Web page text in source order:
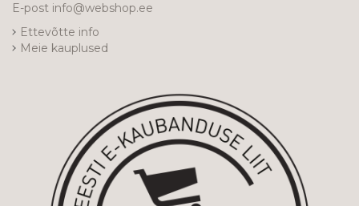
E-post info@webshop.ee
Ettevõtte info
Meie kauplused